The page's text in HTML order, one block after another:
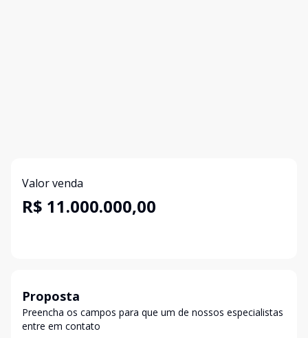
Valor venda
R$ 11.000.000,00
Proposta
Preencha os campos para que um de nossos especialistas
entre em contato